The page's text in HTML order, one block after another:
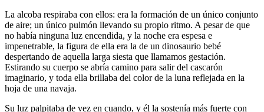
La alcoba respiraba con ellos: era la formación de un único conjunto
de aire; un único pulmón llevando su propio ritmo. A pesar de que
no había ninguna luz encendida, y la noche era espesa e
impenetrable, la figura de ella era la de un dinosaurio bebé
despertando de aquella larga siesta que llamamos gestación.
Estirando su cuerpo se abría camino para salir del cascarón
imaginario, y toda ella brillaba del color de la luna reflejada en la
hoja de una navaja.
Su luz palpitaba de vez en cuando, y él la sostenía más fuerte con